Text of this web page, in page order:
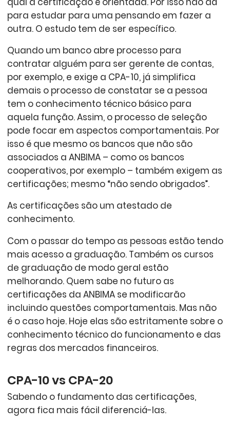
para estudar para uma pensando em fazer a
outra. O estudo tem de ser específico.
Quando um banco abre processo para
contratar alguém para ser gerente de contas,
por exemplo, e exige a CPA-10, já simplifica
demais o processo de constatar se a pessoa
tem o conhecimento técnico básico para
aquela função. Assim, o processo de seleção
pode focar em aspectos comportamentais. Por
isso é que mesmo os bancos que não são
associados a ANBIMA – como os bancos
cooperativos, por exemplo – também exigem as
certificações; mesmo “não sendo obrigados”.
As certificações são um atestado de
conhecimento.
Com o passar do tempo as pessoas estão tendo
mais acesso a graduação. Também os cursos
de graduação de modo geral estão
melhorando. Quem sabe no futuro as
certificações da ANBIMA se modificarão
incluindo questões comportamentais. Mas não
é o caso hoje. Hoje elas são estritamente sobre o
conhecimento técnico do funcionamento e das
regras dos mercados financeiros.
CPA-10 vs CPA-20
Sabendo o fundamento das certificações,
agora fica mais fácil diferenciá-las.